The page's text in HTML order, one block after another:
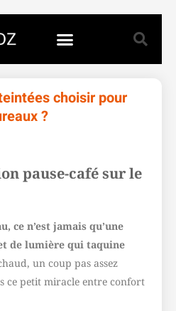
choisir pour
?
pause-café sur le
ce n’est jamais qu’une
de lumière qui taquine
un coup pas assez
ce petit miracle entre confort